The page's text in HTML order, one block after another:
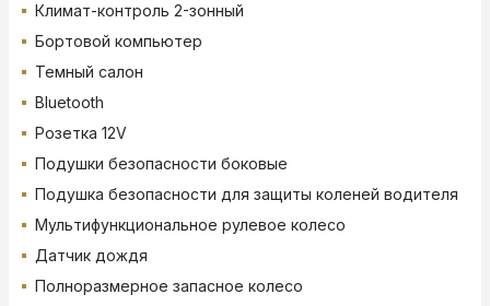
Климат-контроль 2-зонный
Бортовой компьютер
Темный салон
Bluetooth
Розетка 12V
Подушки безопасности боковые
Подушка безопасности для защиты коленей водителя
Мультифункциональное рулевое колесо
Датчик дождя
Полноразмерное запасное колесо